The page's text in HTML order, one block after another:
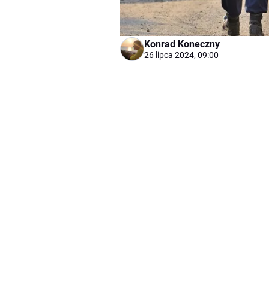
Konrad Koneczny
26 lipca 2024, 09:00